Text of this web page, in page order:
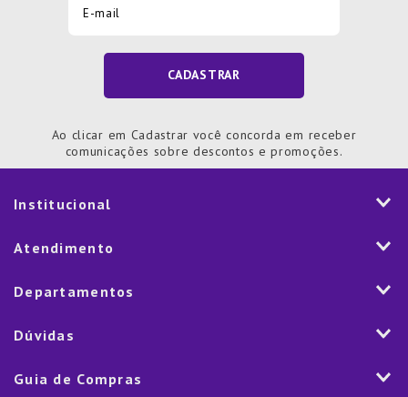
CADASTRAR
Ao clicar em Cadastrar você concorda em receber
comunicações sobre descontos e promoções.
Institucional
História
Nossas Lojas
Marketplace
Atendimento
Fale Conosco
Trocas e Devoluções
Departamentos
Mesa
Eletroportáteis
Dúvidas
Como Comprar
Guia de Compras